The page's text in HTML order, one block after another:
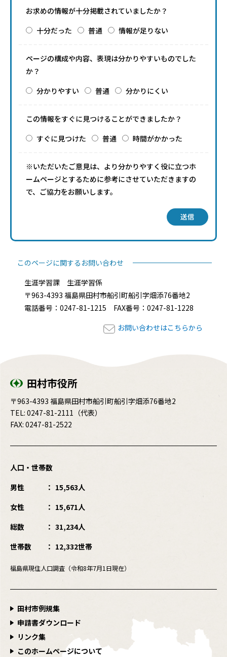
お求めの情報が十分掲載されていましたか？
十分だった
普通 情報が足りない
ページの構成や内容、表現は分かりやすいものでした
か？
分かりやすい
普通 分かりにくい
この情報をすぐに見つけることができましたか？
すぐに見つけた
普通 時間がかかった
※いただいたご意見は、より分かりやすく役に立つホ
ームページとするために参考にさせていただきますの
で、ご協力をお願いします。
送信
このページに関するお問い合わせ
生涯学習課 生涯学習係
〒963-4393 福島県田村市船引町船引字畑添76番地2
電話番号：0247-81-1215 FAX番号：0247-81-1228
お問い合わせはこちらから
田村市役所
〒963-4393 福島県田村市船引町船引字畑添76番地2
TEL: 0247-81-2111 （代表）
FAX: 0247-81-2522
人口・世帯数
男性
15,563人
女性
15,671人
総数
31,234人
世帯数
12,332世帯
福島県現住人口調査（令和8年7月1日現在）
田村市例規集
申請書ダウンロード
リンク集
このホームページについて